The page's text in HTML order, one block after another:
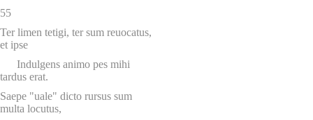
55
Ter limen tetigi, ter sum reuocatus,
et ipse
Indulgens animo pes mihi
tardus erat.
Saepe "uale" dicto rursus sum
multa locutus,